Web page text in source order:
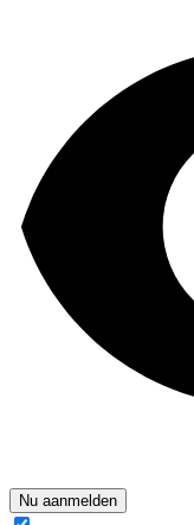
Nu aanmelden